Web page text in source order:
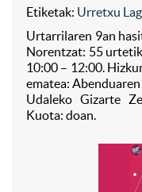
Etiketak: Urretxu
Urtarrilaren 9an
Norentzat: 55
10:00 – 12:00.
ematea:
Udaleko Gizarte
Kuota: doan.